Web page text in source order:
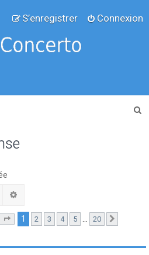
Connexion
S’enregistrer
Rechercher
Page sur20
1 2 3 4 5 … 20